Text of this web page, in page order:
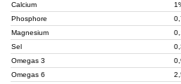
Calcium
Phosphore
Magnesium
Sel
Omegas 3
Omegas 6